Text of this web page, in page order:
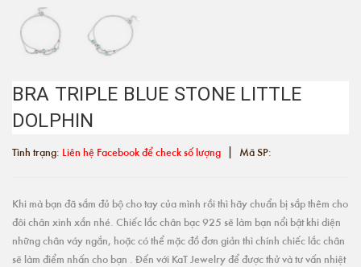
BRA TRIPLE BLUE STONE LITTLE
DOLPHIN
Tình trạng: Liên hệ Facebook để check số lượng | Mã SP:
Khi mà bạn đã sắm đủ bộ cho tay của mình rồi thì hãy chuẩn bị sắp thêm cho
đôi chân xinh xắn nhé. Chiếc lắc chân bạc 925 sẽ làm bạn nổi bật khi diện
những chân váy ngắn, hoặc có thể mặc đồ đơn giản thì chính chiếc lắc chân
sẽ làm điểm nhấn cho bạn . Đến với KaT Jewelry để được thử và tư vấn nhiệt